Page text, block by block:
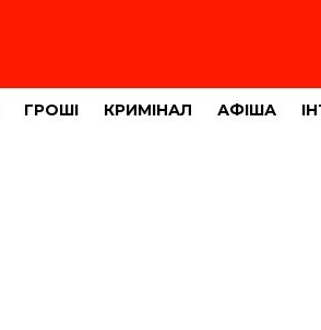
ГРОШІ КРИМІНАЛ АФІША